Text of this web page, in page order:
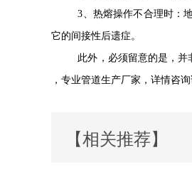
3、热熔操作不合理时 ：
它的间接性后遗症。
此外，必须留意的是，
，专业管道生产厂家，详情咨
【相关推荐】